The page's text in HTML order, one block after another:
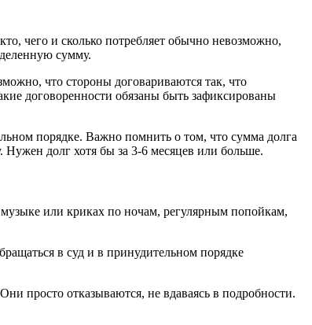
чего и сколько потребляет обычно невозможно,
сумму.
что стороны договариваются так, что
договоренности обязаны быть зафиксированы
порядке. Важно помнить о том, что сумма долга
Нужен долг хотя бы за 3-6 месяцев или больше.
или криках по ночам, регулярным попойкам,
в суд и в принудительном порядке
просто отказываются, не вдаваясь в подробности.